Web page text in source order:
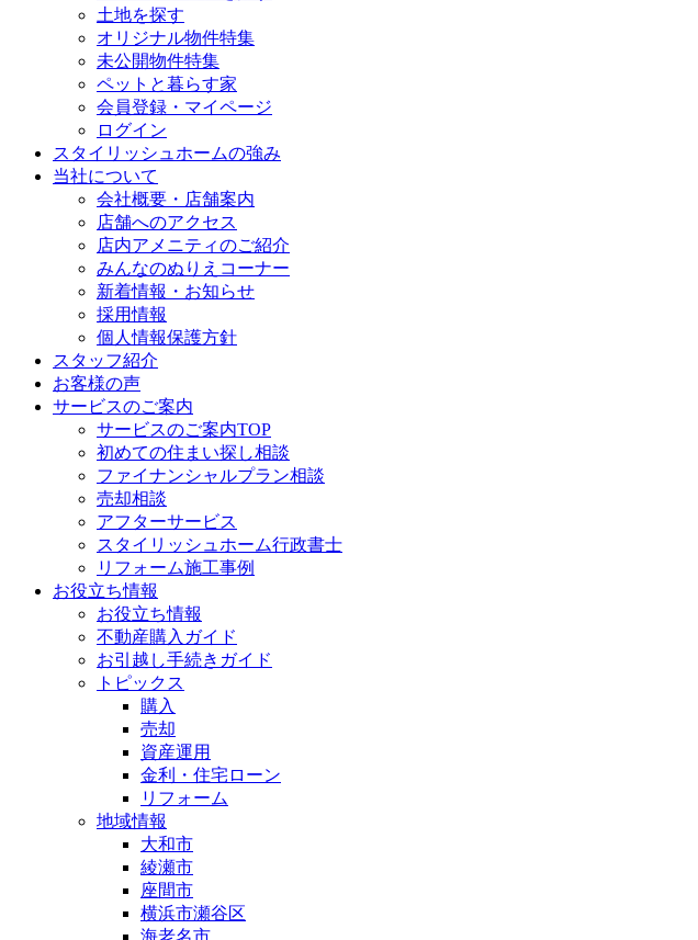
土地を探す
オリジナル物件特集
未公開物件特集
ペットと暮らす家
会員登録・マイページ
ログイン
スタイリッシュホームの強み
当社について
会社概要・店舗案内
店舗へのアクセス
店内アメニティのご紹介
みんなのぬりえコーナー
新着情報・お知らせ
採用情報
個人情報保護方針
スタッフ紹介
お客様の声
サービスのご案内
サービスのご案内TOP
初めての住まい探し相談
ファイナンシャルプラン相談
売却相談
アフターサービス
スタイリッシュホーム行政書士
リフォーム施工事例
お役立ち情報
お役立ち情報
不動産購入ガイド
お引越し手続きガイド
トピックス
購入
売却
資産運用
金利・住宅ローン
リフォーム
地域情報
大和市
綾瀬市
座間市
横浜市瀬谷区
海老名市